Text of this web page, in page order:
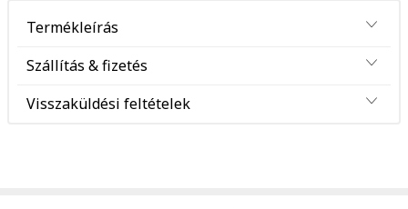
Termékleírás
Szállítás & fizetés
Visszaküldési feltételek